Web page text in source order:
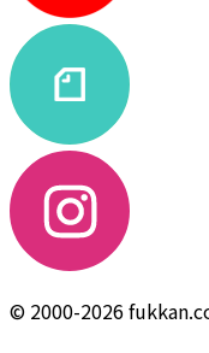
© 2000-2026